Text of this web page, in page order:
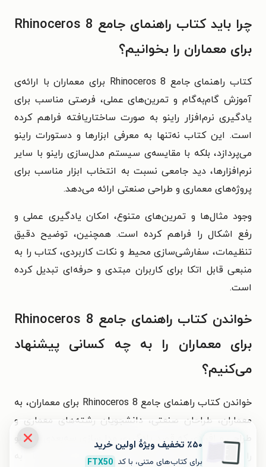
چرا باید کتاب راهنمای جامع Rhinoceros 8
برای معماران را بخوانیم؟
کتاب راهنمای جامع Rhinoceros 8 برای معماران با ارائه‌ی
آموزش گام‌به‌گام و تمرین‌های عملی، فرصتی مناسب برای
یادگیری نرم‌افزار راینو به‌ صورت ساختاریافته فراهم کرده
است. این کتاب نه‌تنها به معرفی ابزارها و دستورات راینو
می‌پردازد، بلکه با مقایسه‌ی سیستم مدل‌سازی راینو با سایر
نرم‌افزارها، دید جامعی نسبت به انتخاب ابزار مناسب برای
پروژه‌های معماری و طراحی صنعتی ارائه می‌دهد.
وجود مثال‌ها و تمرین‌های متنوع، امکان یادگیری عملی و
رفع اشکال را فراهم کرده است. همچنین، توضیح دقیق
تنظیمات، سفارشی‌سازی محیط و نکات کاربردی، کتاب را به
منبعی قابل اتکا برای کاربران مبتدی و حرفه‌ای تبدیل کرده
است.
خواندن کتاب راهنمای جامع Rhinoceros 8
برای معماران را به چه کسانی پیشنهاد
می‌کنیم؟
خواندن کتاب راهنمای جامع Rhinoceros 8 برای معماران، به
معماران، طراحان صنعتی، دانشجویان رشته‌های معماری و
طراحی و افرادی که قصد یادگیری مدل‌سازی سه‌بعدی با راینو
را دارند، پیشنهاد می‌شود. همچنین این راهنما به
٪۵۰ تخفیف ویژۀ اولین خرید
برای کتاب‌های متنی، با کد FTX50